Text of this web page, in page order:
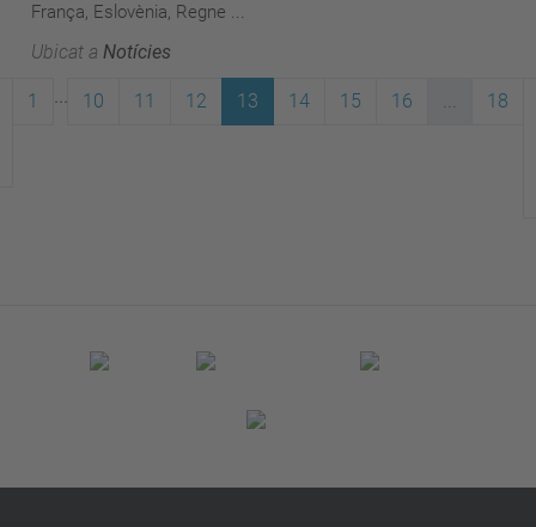
França, Eslovènia, Regne ...
Ubicat a Notícies
1 10 11 12 13 14 15 16 ... 18